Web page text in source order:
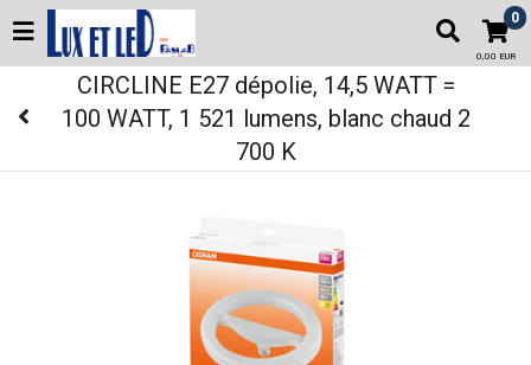
0
0,00 EUR
CIRCLINE E27 dépolie, 14,5 WATT =
100 WATT, 1 521 lumens, blanc chaud 2
700 K